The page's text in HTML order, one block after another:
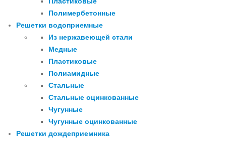
Полимербетонные
Решетки водоприемные
Из нержавеющей стали
Медные
Пластиковые
Полиамидные
Стальные
Стальные оцинкованные
Чугунные
Чугунные оцинкованные
Решетки дождеприемника